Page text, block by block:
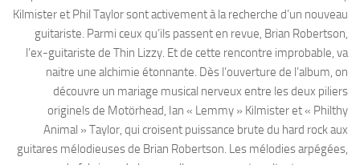
Kilmister et Phil Taylor sont activement à la recherche d’un nouveau
guitariste. Parmi ceux qu’ils passent en revue, Brian Robertson,
l’ex-guitariste de Thin Lizzy. Et de cette rencontre improbable, va
naitre une alchimie étonnante. Dès l’ouverture de l’album, on
découvre un mariage musical nerveux entre les deux piliers
originels de Motörhead, Ian « Lemmy » Kilmister et « Philthy
Animal » Taylor, qui croisent puissance brute du hard rock aux
guitares mélodieuses de Brian Robertson. Les mélodies arpégées,